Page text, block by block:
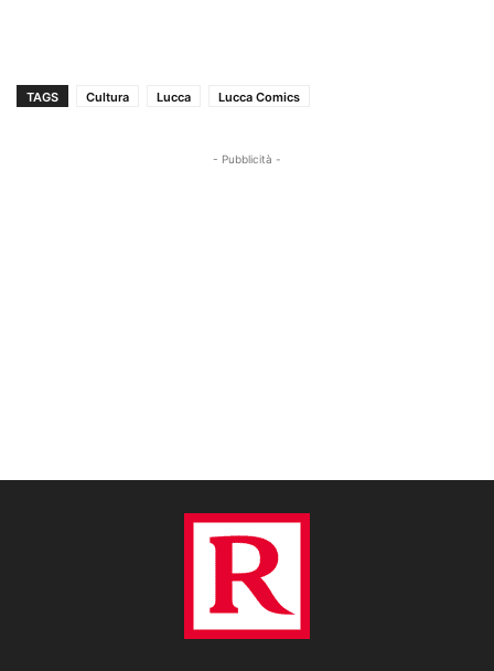
TAGS Cultura Lucca Lucca Comics
- Pubblicità -